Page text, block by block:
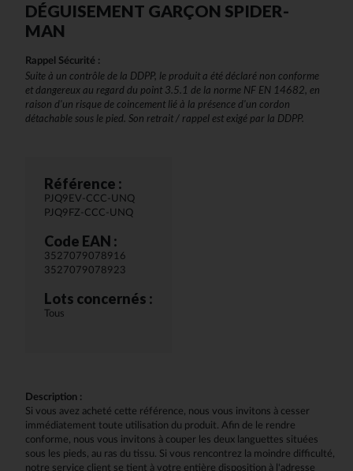
DÉGUISEMENT GARÇON SPIDER-
MAN
Rappel Sécurité :
Suite à un contrôle de la DDPP, le produit a été déclaré non conforme
et dangereux au regard du point 3.5.1 de la norme NF EN 14682, en
raison d'un risque de coincement lié à la présence d'un cordon
détachable sous le pied. Son retrait / rappel est exigé par la DDPP.
Référence :
PJQ9EV-CCC-UNQ
PJQ9FZ-CCC-UNQ
Code EAN :
3527079078916
3527079078923
Lots concernés :
Tous
Description :
Si vous avez acheté cette référence, nous vous invitons à cesser
immédiatement toute utilisation du produit. Afin de le rendre
conforme, nous vous invitons à couper les deux languettes situées
sous les pieds, au ras du tissu. Si vous rencontrez la moindre difficulté,
notre service client se tient à votre entière disposition à l'adresse